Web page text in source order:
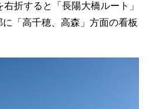
折すると「長陽大橋ルート」
「高千穂、高森」方面の看板